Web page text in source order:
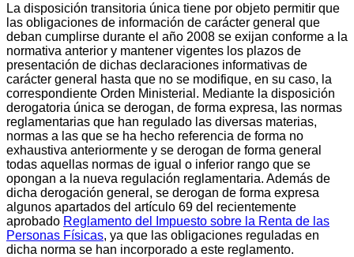
La disposición transitoria única tiene por objeto permitir que
las obligaciones de información de carácter general que
deban cumplirse durante el año 2008 se exijan conforme a la
normativa anterior y mantener vigentes los plazos de
presentación de dichas declaraciones informativas de
carácter general hasta que no se modifique, en su caso, la
correspondiente Orden Ministerial. Mediante la disposición
derogatoria única se derogan, de forma expresa, las normas
reglamentarias que han regulado las diversas materias,
normas a las que se ha hecho referencia de forma no
exhaustiva anteriormente y se derogan de forma general
todas aquellas normas de igual o inferior rango que se
opongan a la nueva regulación reglamentaria. Además de
dicha derogación general, se derogan de forma expresa
algunos apartados del artículo 69 del recientemente
aprobado Reglamento del Impuesto sobre la Renta de las
Personas Físicas, ya que las obligaciones reguladas en
dicha norma se han incorporado a este reglamento.